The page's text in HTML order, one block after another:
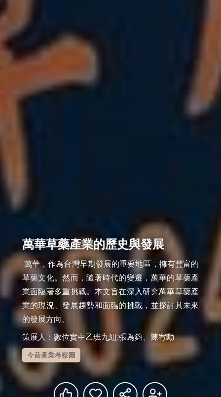
萬華草藥產業的歷史與發展
草藥文化。然而，隨著時代的變遷，萬華的草藥產
業面臨著多重挑戰。本文旨在深入研究萬華草藥產
業的現況、發展趨勢和面臨的挑戰，並探討其未來
的發展方向。
策展人：數位實中乙班九組:張為鈞、陳宥勳
今昔產業考察團